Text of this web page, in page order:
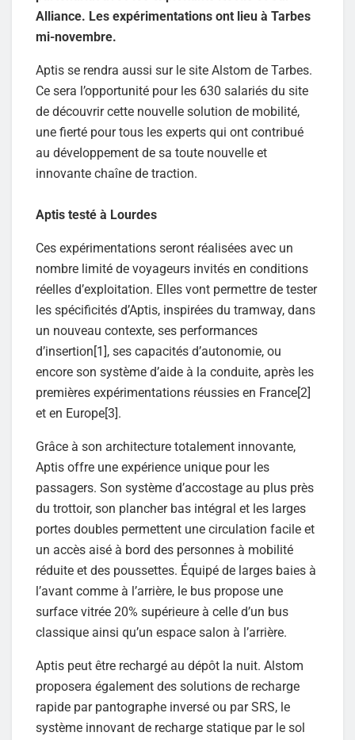
Alliance. Les expérimentations ont lieu à Tarbes
mi-novembre.
Aptis se rendra aussi sur le site Alstom de Tarbes.
Ce sera l’opportunité pour les 630 salariés du site
de découvrir cette nouvelle solution de mobilité,
une fierté pour tous les experts qui ont contribué
au développement de sa toute nouvelle et
innovante chaîne de traction.
Aptis testé à Lourdes
Ces expérimentations seront réalisées avec un
nombre limité de voyageurs invités en conditions
réelles d’exploitation. Elles vont permettre de tester
les spécificités d’Aptis, inspirées du tramway, dans
un nouveau contexte, ses performances
d’insertion[1], ses capacités d’autonomie, ou
encore son système d’aide à la conduite, après les
premières expérimentations réussies en France[2]
et en Europe[3].
Grâce à son architecture totalement innovante,
Aptis offre une expérience unique pour les
passagers. Son système d’accostage au plus près
du trottoir, son plancher bas intégral et les larges
portes doubles permettent une circulation facile et
un accès aisé à bord des personnes à mobilité
réduite et des poussettes. Équipé de larges baies à
l’avant comme à l’arrière, le bus propose une
surface vitrée 20% supérieure à celle d’un bus
classique ainsi qu’un espace salon à l’arrière.
Aptis peut être rechargé au dépôt la nuit. Alstom
proposera également des solutions de recharge
rapide par pantographe inversé ou par SRS, le
système innovant de recharge statique par le sol